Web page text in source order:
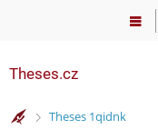
Theses.cz
>
Theses 1qidnk